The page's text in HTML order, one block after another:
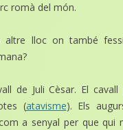
romà del món.
altre lloc on també
de Juli Cèsar. El cavall
(atavisme). Els
a senyal per que qui